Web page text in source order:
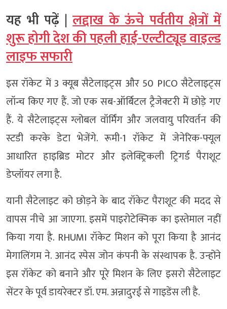
यह भी पढ़ें |लद्दाख के ऊंचे पर्वतीय क्षेत्रों में
शुरू होगी देश की पहली हाई-एल्टीट्यूड वाइल्ड
लाइफ सफारी
इस रॉकेट में 3 क्यूब सैटेलाइट्स और 50 PICO सैटेलाइट्स
लॉन्च किए गए हैं. जो एक सब-ऑर्बिटल ट्रैजेक्टरी में छोड़े गए
हैं. ये सैटेलाइट्स ग्लोबल वॉर्मिंग और जलवायु परिवर्तन की
स्टडी करके डेटा भेजेंगे. रूमी-1 रॉकेट में जेनेरिक-फ्यूल
आधारित हाइब्रिड मोटर और इलेक्ट्रिकली ट्रिगर्ड पैराशूट
डेप्लॉयर लगा है.
यानी सैटेलाइट को छोड़ने के बाद रॉकेट पैराशूट की मदद से
वापस नीचे आ जाएगा. इसमें पाइरोटेक्निक का इस्तेमाल नहीं
किया गया है. RHUMI रॉकेट मिशन को पूरा किया है आनंद
मेगालिंगम ने. आनंद स्पेस जोन कंपनी के संस्थापक है. उन्होंने
इस रॉकेट को बनाने और पूरे मिशन के लिए इसरो सैटेलाइट
सेंटर के पूर्व डायरेक्टर डॉ. एम. अन्नादुरई से गाइडेंस ली है.